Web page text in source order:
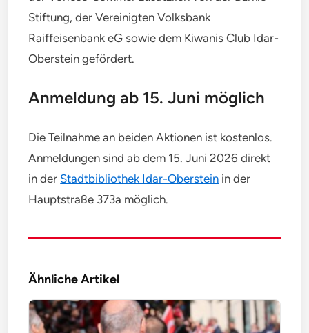
Stiftung, der Vereinigten Volksbank
Raiffeisenbank eG sowie dem Kiwanis Club Idar-
Oberstein gefördert.
Anmeldung ab 15. Juni möglich
Die Teilnahme an beiden Aktionen ist kostenlos.
Anmeldungen sind ab dem 15. Juni 2026 direkt
in der Stadtbibliothek Idar-Oberstein in der
Hauptstraße 373a möglich.
Ähnliche Artikel